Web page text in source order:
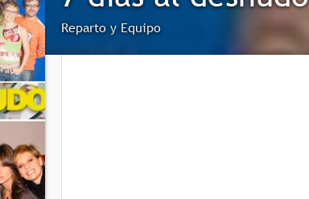
Reparto y Equipo